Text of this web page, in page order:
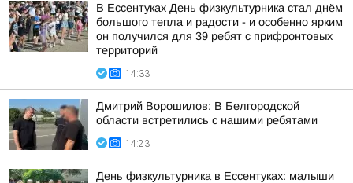
В Ессентуках День физкультурника стал днём
большого тепла и радости - и особенно ярким
он получился для 39 ребят с прифронтовых
территорий
14:33
Дмитрий Ворошилов: В Белгородской
области встретились с нашими ребятами
14:23
День физкультурника в Ессентуках: малыши